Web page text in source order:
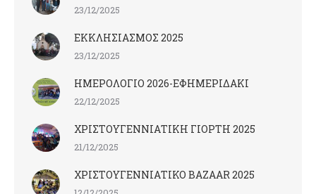
23/12/2025
ΕΚΚΛΗΣΙΑΣΜΟΣ 2025
23/12/2025
ΗΜΕΡΟΛΟΓΙΟ 2026-ΕΦΗΜΕΡΙΔΑΚΙ
22/12/2025
ΧΡΙΣΤΟΥΓΕΝΝΙΑΤΙΚΗ ΓΙΟΡΤΗ 2025
21/12/2025
ΧΡΙΣΤΟΥΓΕΝΝΙΑΤΙΚΟ BAZAAR 2025